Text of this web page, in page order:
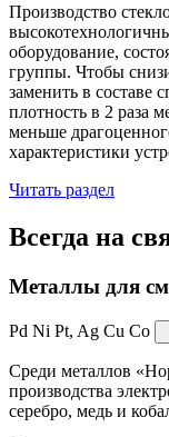
Производство
оборудование,
группы. Чтобы
заменить в составе
плотность в 2 раза
меньше
характеристики
Читать раздел
Всегда на
Металлы для
Pd Ni Pt, Ag Cu Co
Среди металлов
производства
серебро, медь и